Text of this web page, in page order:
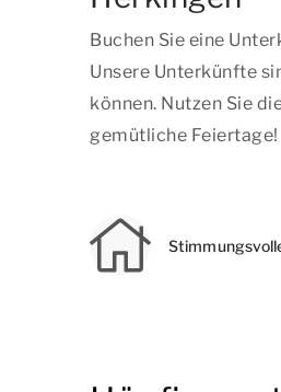
Buchen Sie eine
Unsere Unterkünfte
können. Nutzen Sie
gemütliche Feiertage!